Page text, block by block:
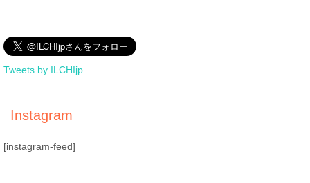
Tweets by ILCHIjp
Instagram
[instagram-feed]